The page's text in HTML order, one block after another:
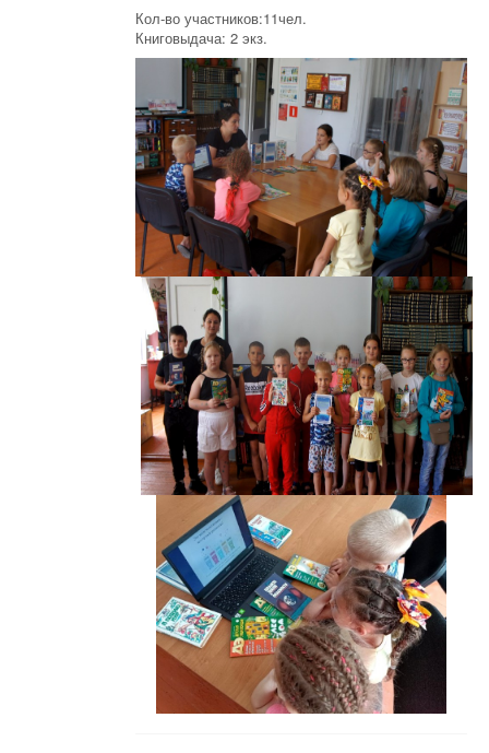
Кол-во участников:11чел.
Книговыдача: 2 экз.